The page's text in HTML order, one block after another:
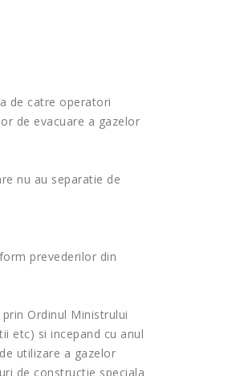
de catre operatori
de evacuare a gazelor
nu au separatie de
prevederilor din
Ordinul Ministrului
etc) si incepand cu anul
utilizare a gazelor
de constructie speciala